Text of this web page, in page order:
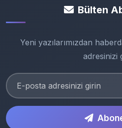
Bülten
Yeni yazılarımızdan
adresinizi